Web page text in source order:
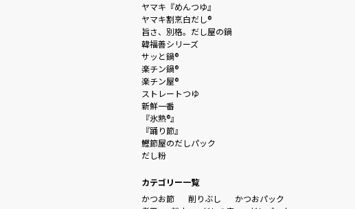
ヤマキ『めんつゆ』
ヤマキ割烹白だし®
旨さ、別格。だし屋の鍋
韓福善シリーズ
サッと鍋®
楽チン鍋®
楽チン屋®
ストレートつゆ
新鮮一番
『氷熟®』
『踊り節』
鰹節屋のだしパック
だし粉
カテゴリー一覧
かつお節
削りぶし
かつおパック